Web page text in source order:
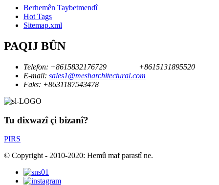
Berhemên Taybetmendî
Hot Tags
Sitemap.xml
PAQIJ BÛN
Telefon: +8615832176729
+8615131895520
E-mail: sales1@mesharchitectural.com
Faks: +8631187543478
Tu dixwazî ​​çi bizanî?
PIRS
© Copyright - 2010-2020: Hemû maf parastî ne.